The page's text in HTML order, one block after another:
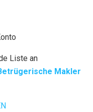
Liste an
Makler